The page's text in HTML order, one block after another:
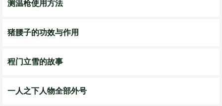
测温枪使用方法
猪腰子的功效与作用
程门立雪的故事
一人之下人物全部外号